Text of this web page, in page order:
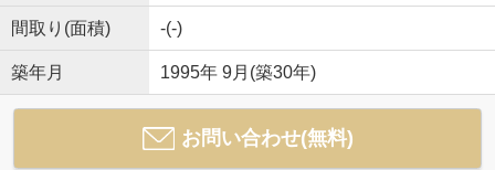
間取り(面積) -(-)
築年月 1995年 9月(築30年)
お問い合わせ(無料)